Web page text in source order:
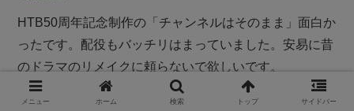
HTB50周年記念制作の「チャンネルはそのまま」面白か
ったです。配役もバッチリはまっていました。安易に昔
のドラマのリメイクに頼らないで欲しいです。
メニュー ホーム 検索 トップ サイドバー